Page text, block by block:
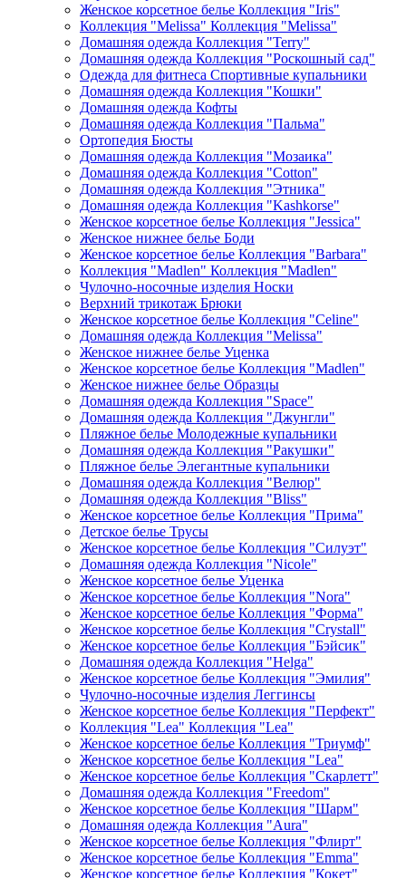
Женское корсетное белье Коллекция "Iris"
Коллекция "Melissa" Коллекция "Melissa"
Домашняя одежда Коллекция "Terry"
Домашняя одежда Коллекция "Роскошный сад"
Одежда для фитнеса Спортивные купальники
Домашняя одежда Коллекция "Кошки"
Домашняя одежда Кофты
Домашняя одежда Коллекция "Пальма"
Ортопедия Бюсты
Домашняя одежда Коллекция "Мозаика"
Домашняя одежда Коллекция "Cotton"
Домашняя одежда Коллекция "Этника"
Домашняя одежда Коллекция "Kashkorse"
Женское корсетное белье Коллекция "Jessica"
Женское нижнее белье Боди
Женское корсетное белье Коллекция "Barbara"
Коллекция "Madlen" Коллекция "Madlen"
Чулочно-носочные изделия Носки
Верхний трикотаж Брюки
Женское корсетное белье Коллекция "Celine"
Домашняя одежда Коллекция "Melissa"
Женское нижнее белье Уценка
Женское корсетное белье Коллекция "Madlen"
Женское нижнее белье Образцы
Домашняя одежда Коллекция "Space"
Домашняя одежда Коллекция "Джунгли"
Пляжное белье Молодежные купальники
Домашняя одежда Коллекция "Ракушки"
Пляжное белье Элегантные купальники
Домашняя одежда Коллекция "Велюр"
Домашняя одежда Коллекция "Bliss"
Женское корсетное белье Коллекция "Прима"
Детское белье Трусы
Женское корсетное белье Коллекция "Силуэт"
Домашняя одежда Коллекция "Nicole"
Женское корсетное белье Уценка
Женское корсетное белье Коллекция "Nora"
Женское корсетное белье Коллекция "Форма"
Женское корсетное белье Коллекция "Crystall"
Женское корсетное белье Коллекция "Бэйсик"
Домашняя одежда Коллекция "Helga"
Женское корсетное белье Коллекция "Эмилия"
Чулочно-носочные изделия Леггинсы
Женское корсетное белье Коллекция "Перфект"
Коллекция "Lea" Коллекция "Lea"
Женское корсетное белье Коллекция "Триумф"
Женское корсетное белье Коллекция "Lea"
Женское корсетное белье Коллекция "Скарлетт"
Домашняя одежда Коллекция "Freedom"
Женское корсетное белье Коллекция "Шарм"
Домашняя одежда Коллекция "Aura"
Женское корсетное белье Коллекция "Флирт"
Женское корсетное белье Коллекция "Emma"
Женское корсетное белье Коллекция "Кокет"